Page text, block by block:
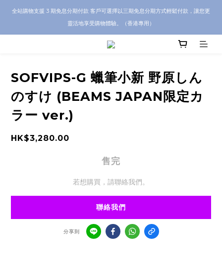
CRA5Y SHOP 全店 100% 正品保證｜支持香港本地 + 海外寄送｜💬 有任何問題？歡
迎 WhatsApp 聯絡我們查詢代購服務
全站購物支援 3 期免息分期付款 客戶可選擇以三期免息分期方式輕鬆付款，讓您更
靈活地享受購物體驗。（香港專用）
CRA5Y SHOP 全店 100% 正品保證｜支持香港本地 + 海外寄送｜💬 有任何問題？歡
SOFVIPS-G 蠟筆小新 野原しん
のすけ (BEAMS JAPAN限定カ
ラー ver.)
HK$3,280.00
售完
若想購買，請聯絡我們。
聯絡我們
分享到